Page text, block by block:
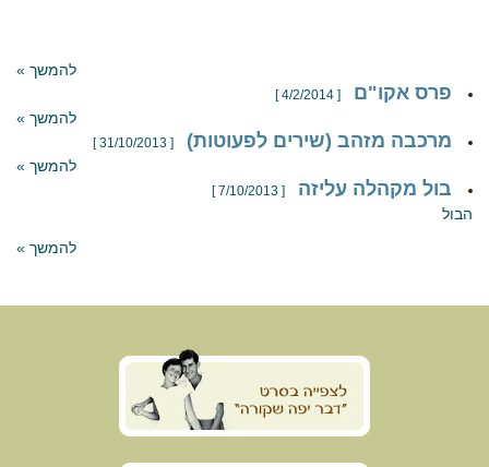
להמשך »
פרס אקו"ם [ 4/2/2014 ]
להמשך »
מרכבה מזהב (שירים לפעוטות) [ 31/10/2013 ]
להמשך »
בול מקהלה עליזה [ 7/10/2013 ]
הבול
להמשך »